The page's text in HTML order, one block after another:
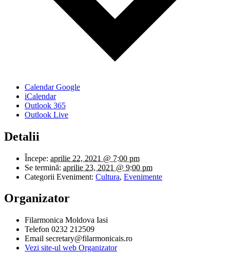
Calendar Google
iCalendar
Outlook 365
Outlook Live
Detalii
Începe: aprilie 22, 2021 @ 7:00 pm
Se termină: aprilie 23, 2021 @ 9:00 pm
Categorii Eveniment: Cultura, Evenimente
Organizator
Filarmonica Moldova Iasi
Telefon 0232 212509
Email secretary@filarmonicais.ro
Vezi site-ul web Organizator